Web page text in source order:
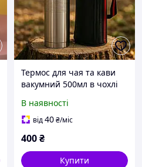
Термос для чая та кави
вакумний 500мл в чохлі
В наявності
від40₴/міс
400₴
Купити